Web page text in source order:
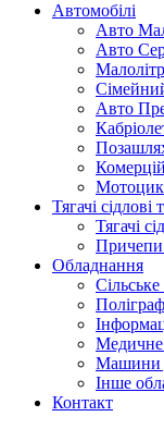
Автомобілі
Авто
Авто
Авто
Тягачі сідлові
Тягачі
Причепи
Обладнання
Медичне
Машини
Інше
Контакт